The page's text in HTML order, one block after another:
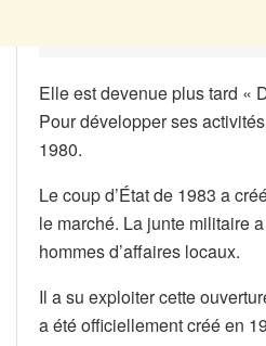
Elle est devenue plus tard «
Pour développer ses
1980.
Le coup d’État de 1983 a
le marché. La junte militaire
hommes d’affaires locaux.
Il a su exploiter cette
a été officiellement créé en